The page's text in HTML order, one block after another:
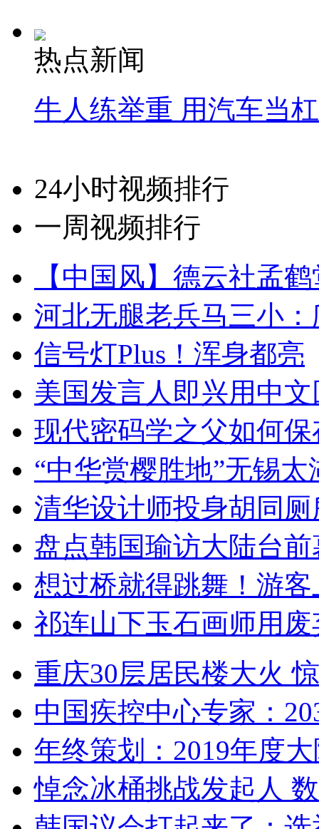
热点新闻
牛人练举重 用汽车当
24小时视频排行
一周视频排行
【中国风】德云社孟
河北无腿老兵马三小
信号灯Plus！浑身都亮
美国发言人即兴用中
现代密码学之父如何
“中华赏樱胜地”无锡
清华设计师投身胡同
盘点韩国瑜访大陆台
想过桥就得跳舞！游客
祁连山下玉石画师用
重庆30层居民楼大火
中国疾控中心专家：
年终策划：2019年度
悼念冰桶挑战发起人